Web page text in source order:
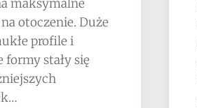
maksymalne
otoczenie. Duże
profile i
stały się